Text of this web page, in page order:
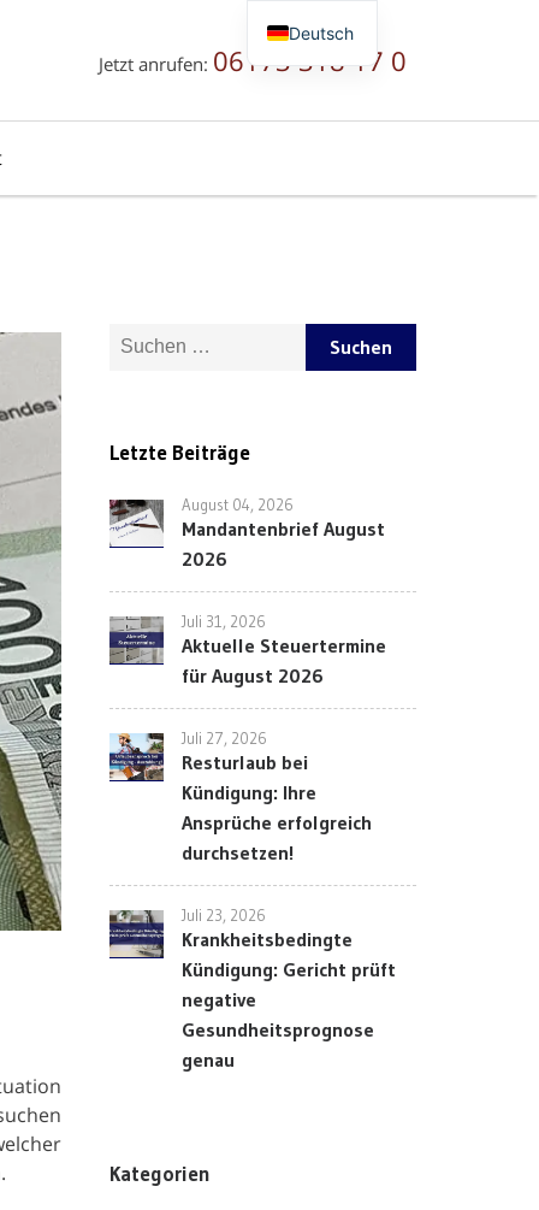
Jetzt anrufen: 06173 318 17 0
Suche nach:
Letzte Beiträge
August 04, 2026
Mandantenbrief August
2026
Juli 31, 2026
Aktuelle Steuertermine
für August 2026
Juli 27, 2026
Resturlaub bei
Kündigung: Ihre
Ansprüche erfolgreich
durchsetzen!
Juli 23, 2026
Krankheitsbedingte
Kündigung: Gericht prüft
negative
Gesundheitsprognose
genau
Kategorien
Deutsch
English